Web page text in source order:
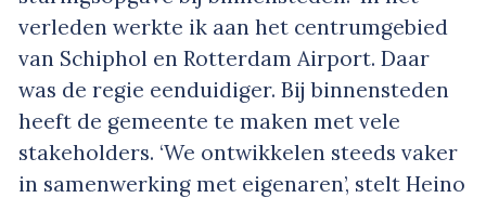
verleden werkte ik aan het centrumgebied
van Schiphol en Rotterdam Airport. Daar
was de regie eenduidiger. Bij binnensteden
heeft de gemeente te maken met vele
stakeholders. ‘We ontwikkelen steeds vaker
in samenwerking met eigenaren’, stelt Heino